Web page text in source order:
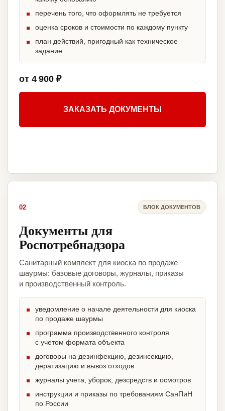
перечень того, что оформлять не требуется
оценка сроков и стоимости по каждому пункту
план действий, пригодный как техническое
задание
от 4 900 ₽
ЗАКАЗАТЬ ДОКУМЕНТЫ
02 БЛОК ДОКУМЕНТОВ
Документы для
Роспотребнадзора
Санитарный комплект для киоска по продаже
шаурмы: базовые договоры, журналы, приказы
и производственный контроль.
уведомление о начале деятельности для киоска
по продаже шаурмы
программа производственного контроля
с учетом формата объекта
договоры на дезинфекцию, дезинсекцию,
дератизацию и вывоз отходов
журналы учета, уборок, дезсредств и осмотров
инструкции и приказы по требованиям СанПиН
по России